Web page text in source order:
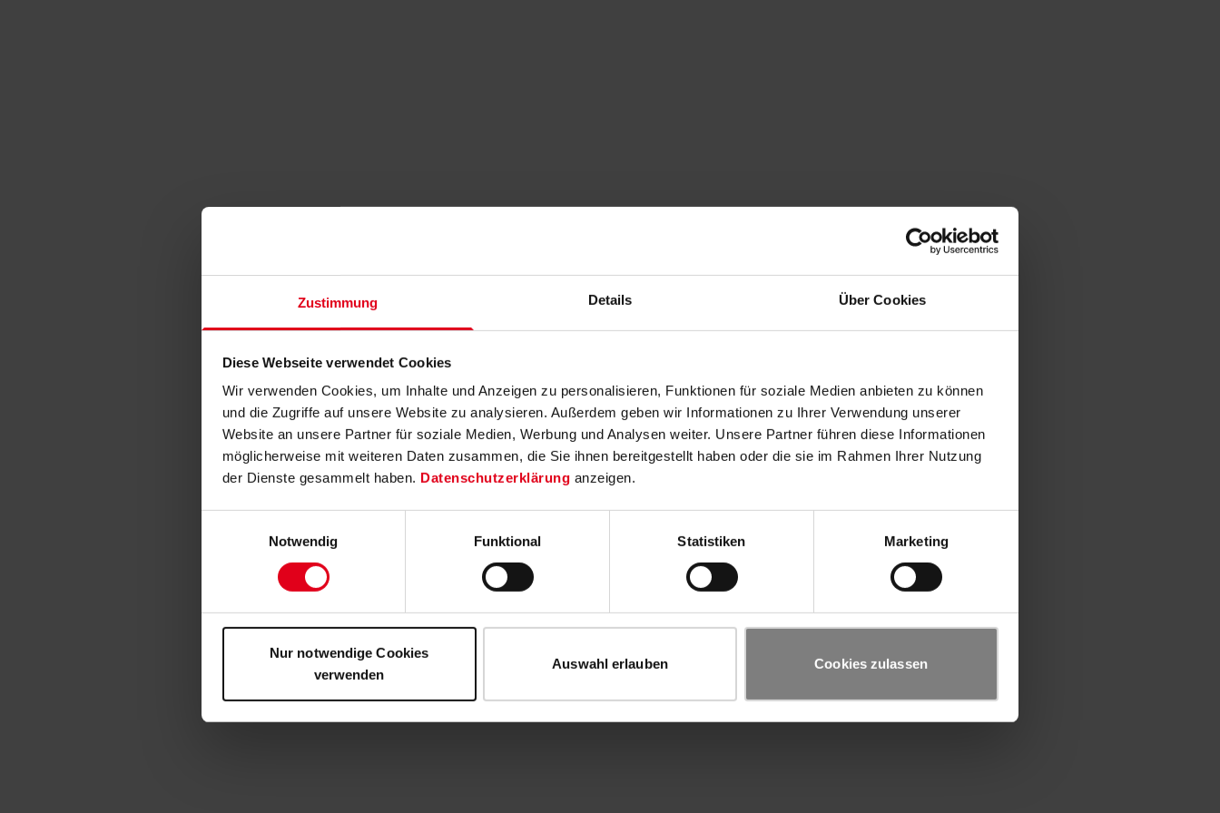
Zustimmung Details Über Cookies
Diese Webseite verwendet Cookies
Wir verwenden Cookies, um Inhalte und Anzeigen zu personalisieren, Funktionen für soziale Medien anbieten zu können
und die Zugriffe auf unsere Website zu analysieren. Außerdem geben wir Informationen zu Ihrer Verwendung unserer
Website an unsere Partner für soziale Medien, Werbung und Analysen weiter. Unsere Partner führen diese Informationen
möglicherweise mit weiteren Daten zusammen, die Sie ihnen bereitgestellt haben oder die sie im Rahmen Ihrer Nutzung
der Dienste gesammelt haben. Datenschutzerklärung anzeigen.
Notwendig
Funktional Statistiken Marketing
Nur notwendige Cookies
verwenden
Auswahl erlauben Cookies zulassen